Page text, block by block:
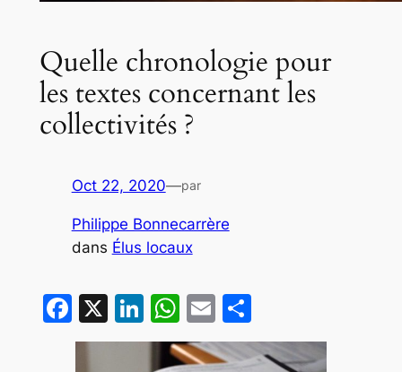
Quelle chronologie pour
les textes concernant les
collectivités ?
Oct 22, 2020—par
Philippe Bonnecarrère
dans Élus locaux
Facebook
X LinkedIn
WhatsApp
EmailPartager